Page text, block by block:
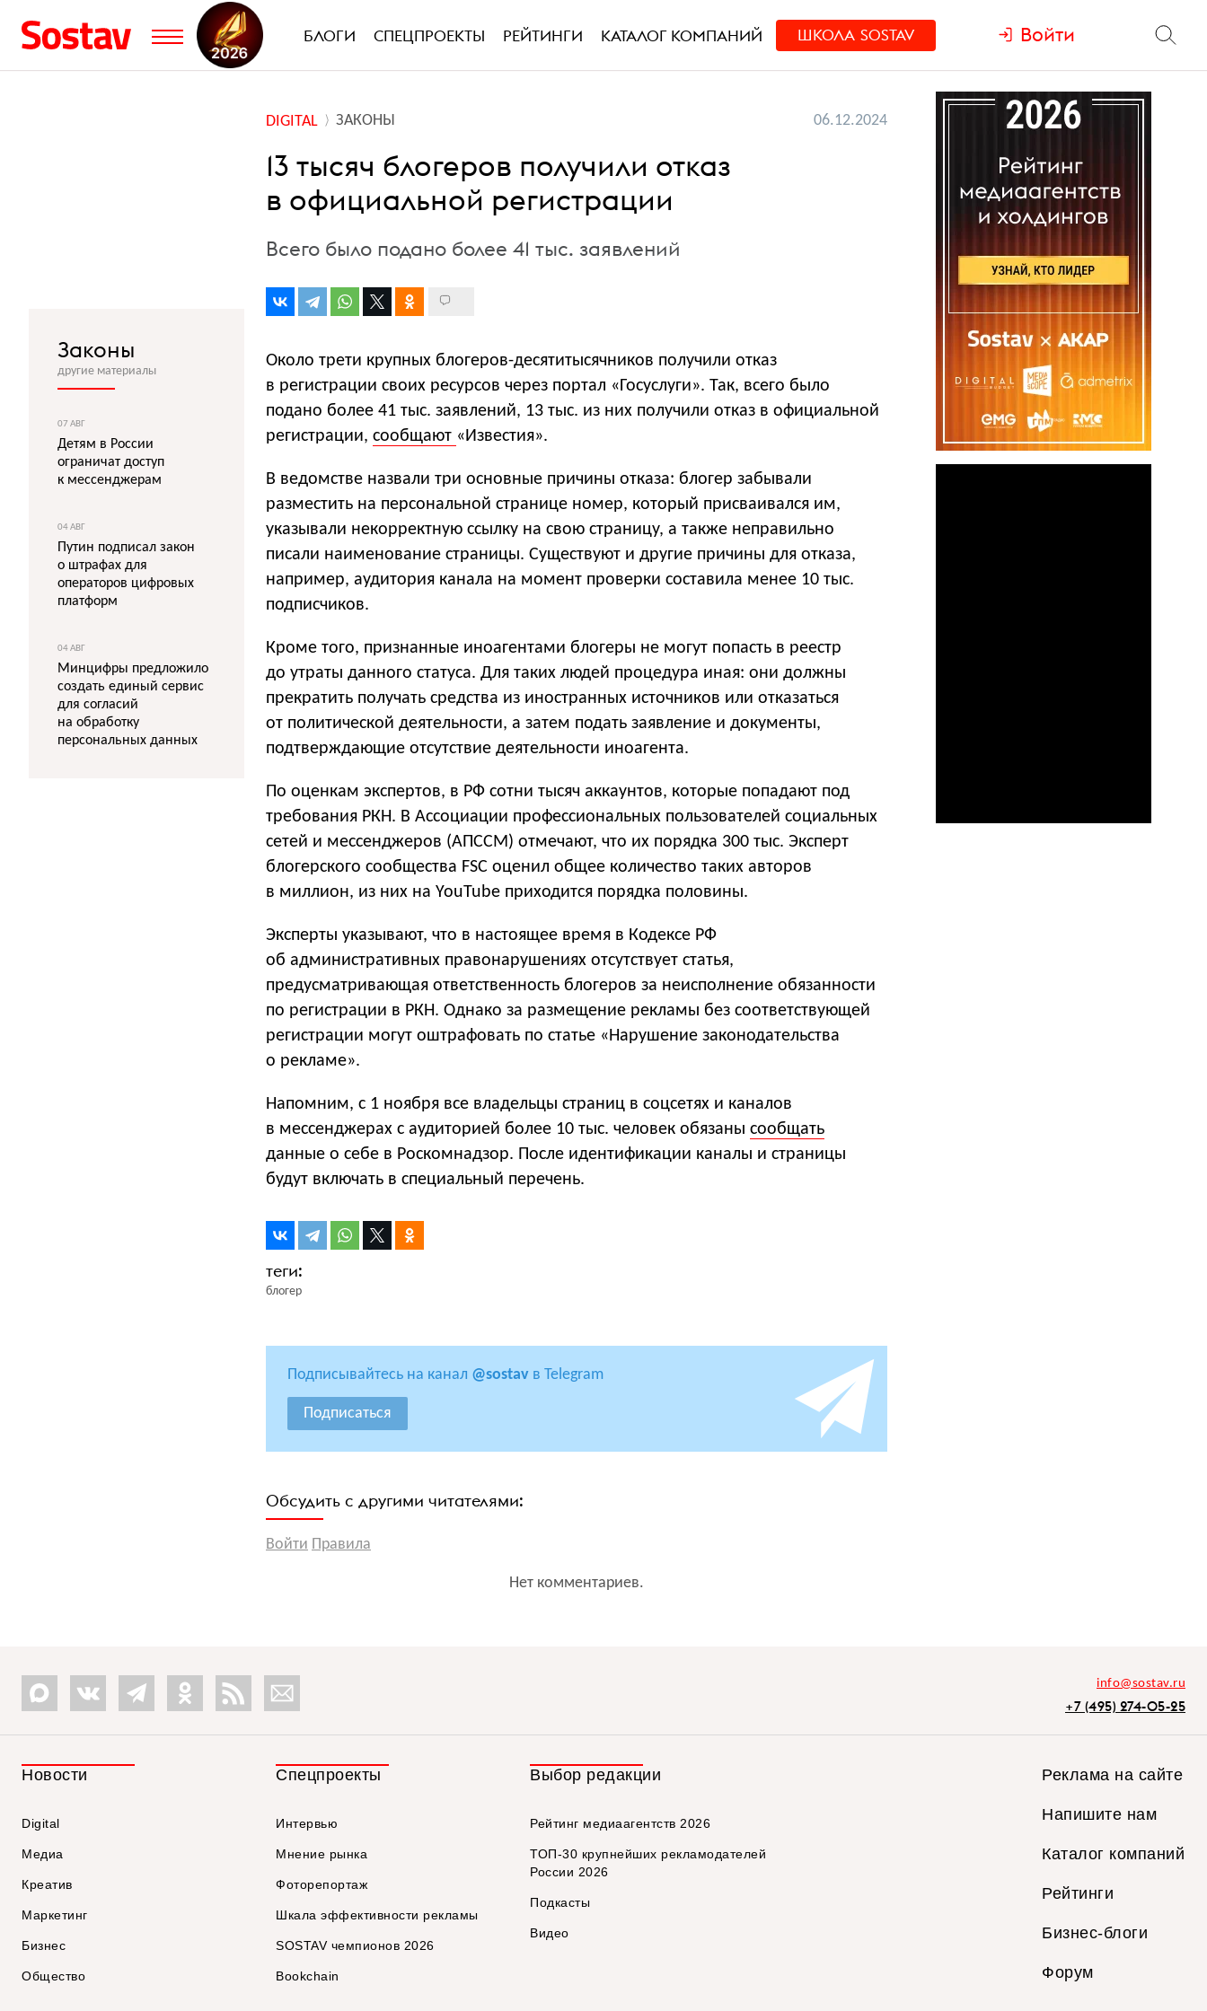
БЛОГИ СПЕЦПРОЕКТЫ РЕЙТИНГИ КАТАЛОГ КОМПАНИЙ ШКОЛА SOSTAV Войти
DIGITAL ЗАКОНЫ 06.12.2024
13 тысяч блогеров получили отказ
в официальной регистрации
Всего было подано более 41 тыс. заявлений
Около трети крупных блогеров-десятитысячников получили отказ
в регистрации своих ресурсов через портал «Госуслуги». Так, всего было
подано более 41 тыс. заявлений, 13 тыс. из них получили отказ в официальной
регистрации, сообщают «Известия».
В ведомстве назвали три основные причины отказа: блогер забывали
разместить на персональной странице номер, который присваивался им,
указывали некорректную ссылку на свою страницу, а также неправильно
писали наименование страницы. Существуют и другие причины для отказа,
например, аудитория канала на момент проверки составила менее 10 тыс.
подписчиков.
Кроме того, признанные иноагентами блогеры не могут попасть в реестр
до утраты данного статуса. Для таких людей процедура иная: они должны
прекратить получать средства из иностранных источников или отказаться
от политической деятельности, а затем подать заявление и документы,
подтверждающие отсутствие деятельности иноагента.
По оценкам экспертов, в РФ сотни тысяч аккаунтов, которые попадают под
требования РКН. В Ассоциации профессиональных пользователей социальных
сетей и мессенджеров (АПССМ) отмечают, что их порядка 300 тыс. Эксперт
блогерского сообщества FSC оценил общее количество таких авторов
в миллион, из них на YouTube приходится порядка половины.
Эксперты указывают, что в настоящее время в Кодексе РФ
об административных правонарушениях отсутствует статья,
предусматривающая ответственность блогеров за неисполнение обязанности
по регистрации в РКН. Однако за размещение рекламы без соответствующей
регистрации могут оштрафовать по статье «Нарушение законодательства
о рекламе».
Напомним, с 1 ноября все владельцы страниц в соцсетях и каналов
в мессенджерах с аудиторией более 10 тыс. человек обязаны сообщать
данные о себе в Роскомнадзор. После идентификации каналы и страницы
будут включать в специальный перечень.
блогер
Подписывайтесь на канал @sostav в Telegram
Подписаться
Обсудить с другими читателями:
Войти Правила
Нет комментариев.
Законы
другие материалы
07 АВГ
Детям в России
ограничат доступ
к мессенджерам
04 АВГ
Путин подписал закон
о штрафах для
операторов цифровых
платформ
04 АВГ
Минцифры предложило
создать единый сервис
для согласий
на обработку
персональных данных
info@sostav.ru
+7 (495) 274-05-25
Новости
Digital
Медиа
Креатив
Маркетинг
Бизнес
Общество
Спецпроекты
Интервью
Мнение рынка
Фоторепортаж
Шкала эффективности рекламы
SOSTAV чемпионов 2026
Bookchain
Выбор редакции
Рейтинг медиаагентств 2026
ТОП-30 крупнейших рекламодателей
России 2026
Подкасты
Видео
Реклама на сайте
Напишите нам
Каталог компаний
Рейтинги
Бизнес-блоги
Форум